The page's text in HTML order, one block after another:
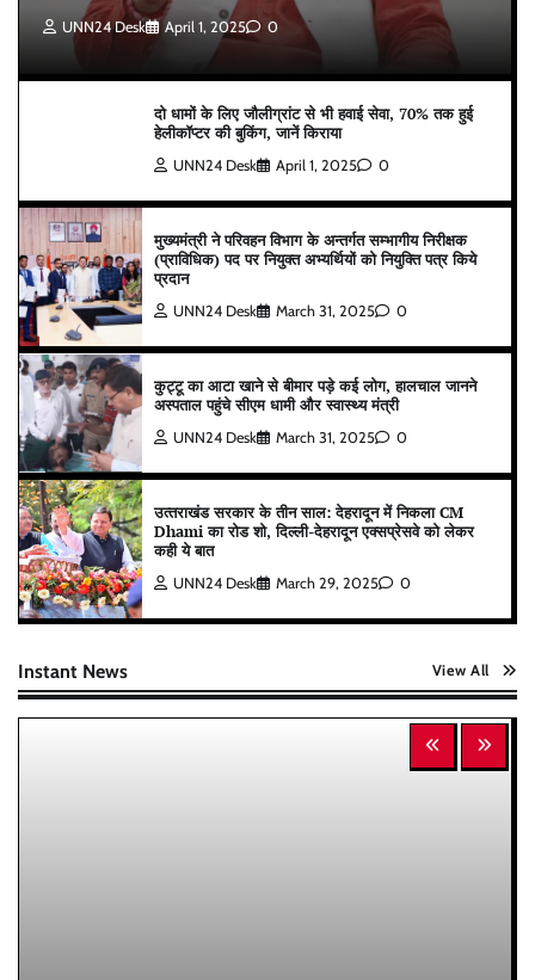
UNN24 Desk April 1, 2025 0
दो धामों के लिए जौलीग्रांट से भी हवाई सेवा, 70% तक हुई
हेलीकॉप्टर की बुकिंग, जानें किराया
UNN24 Desk April 1, 2025 0
मुख्यमंत्री ने परिवहन विभाग के अन्तर्गत सम्भागीय निरीक्षक
(प्राविधिक) पद पर नियुक्त अभ्यर्थियों को नियुक्ति पत्र किये
प्रदान
UNN24 Desk March 31, 2025 0
कुट्टू का आटा खाने से बीमार पड़े कई लोग, हालचाल जानने
अस्पताल पहुंचे सीएम धामी और स्वास्थ्य मंत्री
UNN24 Desk March 31, 2025 0
उत्‍तराखंड सरकार के तीन साल: देहरादून में निकला CM
Dhami का रोड शो, दिल्ली-देहरादून एक्सप्रेसवे को लेकर
कही ये बात
UNN24 Desk March 29, 2025 0
Instant News View All